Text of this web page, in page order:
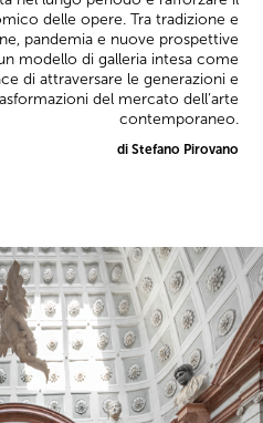
delle opere. Tra tradizione e
pandemia e nuove prospettive
modello di galleria intesa come
di attraversare le generazioni e
del mercato dell’arte
contemporaneo.
di Stefano Pirovano